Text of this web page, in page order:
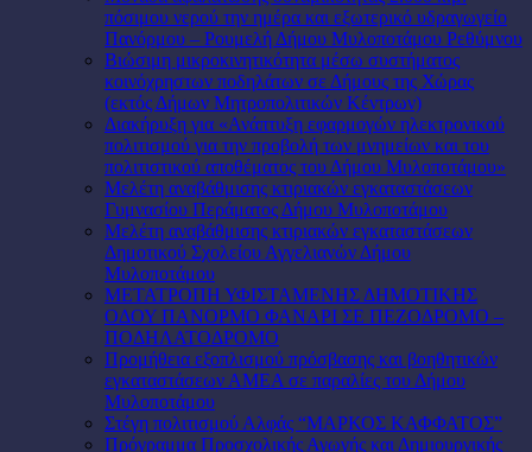
πόσιμου νερού την ημέρα και εξωτερικό υδραγωγείο
Πανόρμου – Ρουμελή Δήμου Μυλοποτάμου Ρεθύμνου
Βιώσιμη μικροκινητικότητα μέσω συστήματος
κοινόχρηστων ποδηλάτων σε Δήμους της Χώρας
(εκτός Δήμων Μητροπολιτικών Κέντρων)
Διακήρυξη για «Ανάπτυξη εφαρμογών ηλεκτρονικού
πολιτισμού για την προβολή των μνημείων και του
πολιτιστικού αποθέματος του Δήμου Μυλοποτάμου»
Μελέτη αναβάθμισης κτιριακών εγκαταστάσεων
Γυμνασίου Περάματος Δήμου Μυλοποτάμου
Μελέτη αναβάθμισης κτιριακών εγκαταστάσεων
Δημοτικού Σχολείου Αγγελιανών Δήμου
Μυλοποτάμου
ΜΕΤΑΤΡΟΠΗ ΥΦΙΣΤΑΜΕΝΗΣ ΔΗΜΟΤΙΚΗΣ
ΟΔΟΥ ΠΑΝΟΡΜΟ ΦΑΝΑΡΙ ΣΕ ΠΕΖΟΔΡΟΜΟ –
ΠΟΔΗΛΑΤΟΔΡΟΜΟ
Προμήθεια εξοπλισμού πρόσβασης και βοηθητικών
εγκαταστάσεων ΑΜΕΑ σε παραλίες του Δήμου
Μυλοποτάμου
Στέγη πολιτισμού Αλφάς “ΜΑΡΚΟΣ ΚΑΦΦΑΤΟΣ”
Πρόγραμμα Προσχολικής Αγωγής και Δημιουργικής